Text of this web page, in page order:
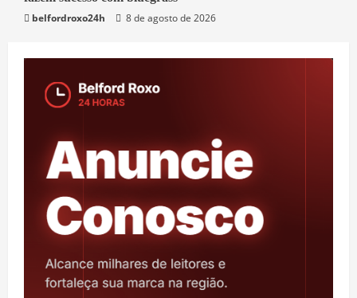
belfordroxo24h
8 de agosto de 2026